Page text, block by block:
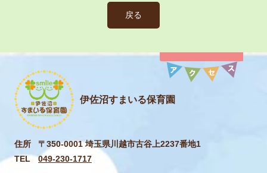
戻る
伊佐沼すまいる保育園
住所
〒350-0001 埼玉県川越市古谷上2237番地1
TEL
049-230-1717